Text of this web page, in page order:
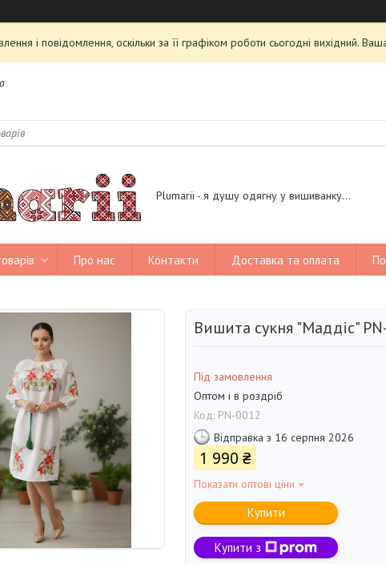
і повідомлення, оскільки за її графіком роботи сьогодні вихідний.
Plumarii - я душу одягну у вишиванку...
Про нас Контакти Доставка та оплата
Вишита сукня "Маддіс"
Під замовлення
Оптом і в роздріб
Код: PN-0012
Відправка з 16 серпня 2026
1 990 ₴
Показати оптові ціни
Купити
Купити з